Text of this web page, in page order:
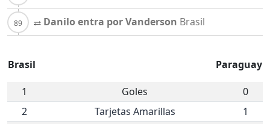
Danilo entra por Vanderson Brasil
Brasil Paraguay
1 Goles
0
2
Tarjetas Amarillas
1